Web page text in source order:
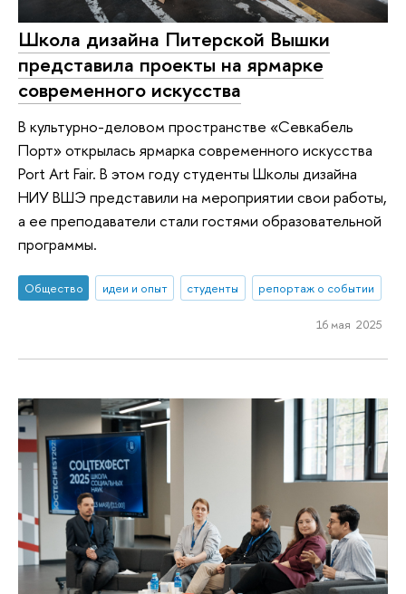
Школа дизайна Питерской Вышки
представила проекты на ярмарке
современного искусства
В культурно-деловом пространстве «Севкабель
Порт» открылась ярмарка современного искусства
Port Art Fair. В этом году студенты Школы дизайна
НИУ ВШЭ представили на мероприятии свои работы,
а ее преподаватели стали гостями образовательной
программы.
Общество идеи и опыт студенты репортаж о событии
16 мая 2025